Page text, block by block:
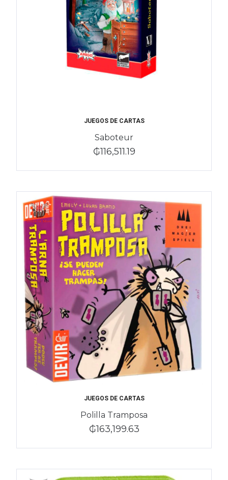
JUEGOS DE CARTAS
Saboteur
₲116,511.19
JUEGOS DE CARTAS
Polilla Tramposa
₲163,199.63